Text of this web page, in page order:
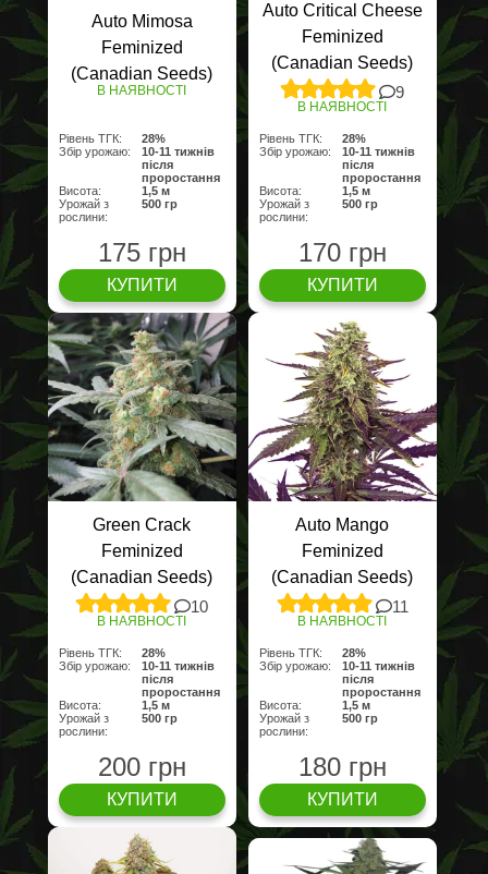
Auto Mimosa
Feminized
(Canadian Seeds)
В НАЯВНОСТІ
Рівень ТГК:
28%
Збір урожаю:
10-11 тижнів
після
проростання
Висота:
1,5 м
Урожай з
рослини:
500 гр
175 грн
КУПИТИ
Auto Critical Cheese
Feminized
(Canadian Seeds)
9
В НАЯВНОСТІ
Рівень ТГК:
28%
Збір урожаю:
10-11 тижнів
після
проростання
Висота:
1,5 м
Урожай з
рослини:
500 гр
170 грн
КУПИТИ
Green Crack
Feminized
(Canadian Seeds)
10
В НАЯВНОСТІ
Рівень ТГК:
28%
Збір урожаю:
10-11 тижнів
після
проростання
Висота:
1,5 м
Урожай з
рослини:
500 гр
200 грн
КУПИТИ
Auto Mango
Feminized
(Canadian Seeds)
11
В НАЯВНОСТІ
Рівень ТГК:
28%
Збір урожаю:
10-11 тижнів
після
проростання
Висота:
1,5 м
Урожай з
рослини:
500 гр
180 грн
КУПИТИ